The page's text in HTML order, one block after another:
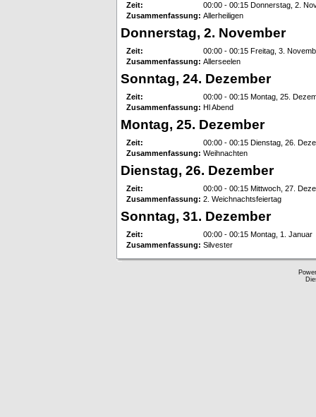
Zeit:
00:00 - 00:15 Donnerstag, 2.
Zusammenfassung: Allerheiligen
Donnerstag, 2. November
Zeit:
00:00 - 00:15 Freitag, 3.
Zusammenfassung: Allerseelen
Sonntag, 24. Dezember
Zeit:
00:00 - 00:15 Montag, 25.
Zusammenfassung: Hl Abend
Montag, 25. Dezember
Zeit:
00:00 - 00:15 Dienstag, 26.
Zusammenfassung: Weihnachten
Dienstag, 26. Dezember
Zeit:
00:00 - 00:15 Mittwoch, 27.
Zusammenfassung: 2. Weichnachtsfeiertag
Sonntag, 31. Dezember
Zeit:
00:00 - 00:15 Montag, 1. Januar
Zusammenfassung: Silvester